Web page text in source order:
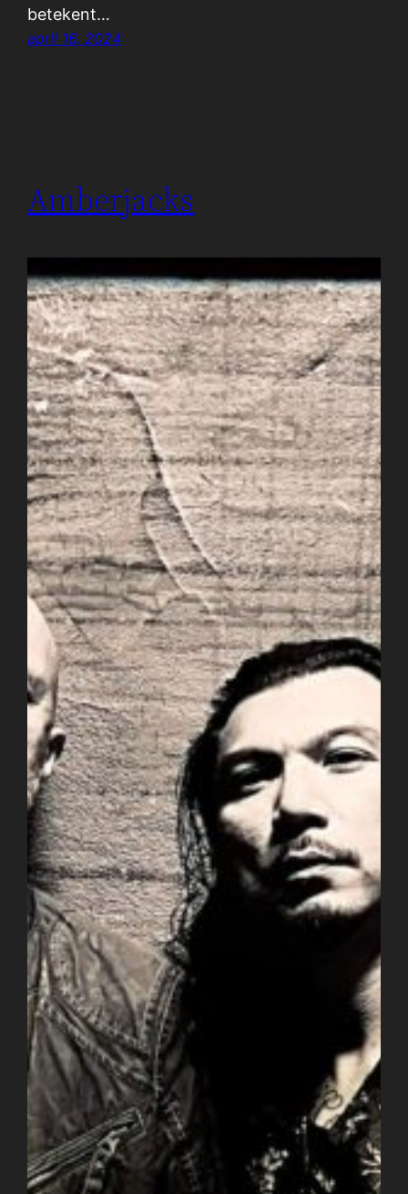
betekent…
april 16, 2024
Amberjacks